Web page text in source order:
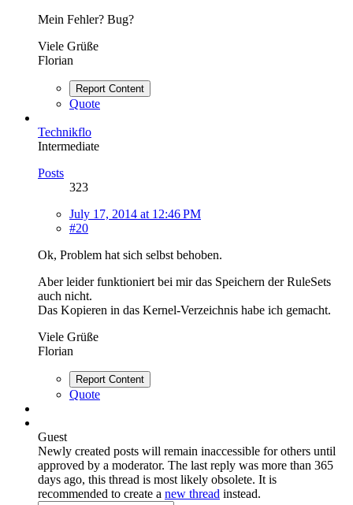
Mein Fehler? Bug?
Viele Grüße
Florian
Report Content
Quote
Technikflo
Intermediate
Posts
323
July 17, 2014 at 12:46 PM
#20
Ok, Problem hat sich selbst behoben.
Aber leider funktioniert bei mir das Speichern der RuleSets
auch nicht.
Das Kopieren in das Kernel-Verzeichnis habe ich gemacht.
Viele Grüße
Florian
Report Content
Quote
Guest
Newly created posts will remain inaccessible for others until
approved by a moderator. The last reply was more than 365
days ago, this thread is most likely obsolete. It is
recommended to create a new thread instead.